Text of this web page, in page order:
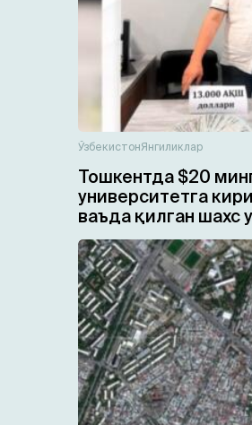
ЎзбекистонЯнгиликлар
Тошкентда $20
университетга
ваъда қилган шахс